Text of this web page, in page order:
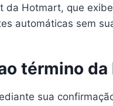
Hotmart, que
automáticas sem
término da
sua